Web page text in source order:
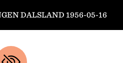
DALSLAND 1956-05-16